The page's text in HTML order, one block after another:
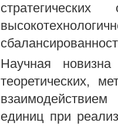
Научная
теоретических,
взаимодействием
единиц при